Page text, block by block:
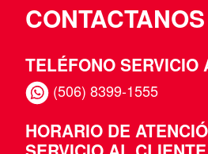
CONTACTANOS
TELÉFONO SERVICIO
(506) 8399-1555
HORARIO DE